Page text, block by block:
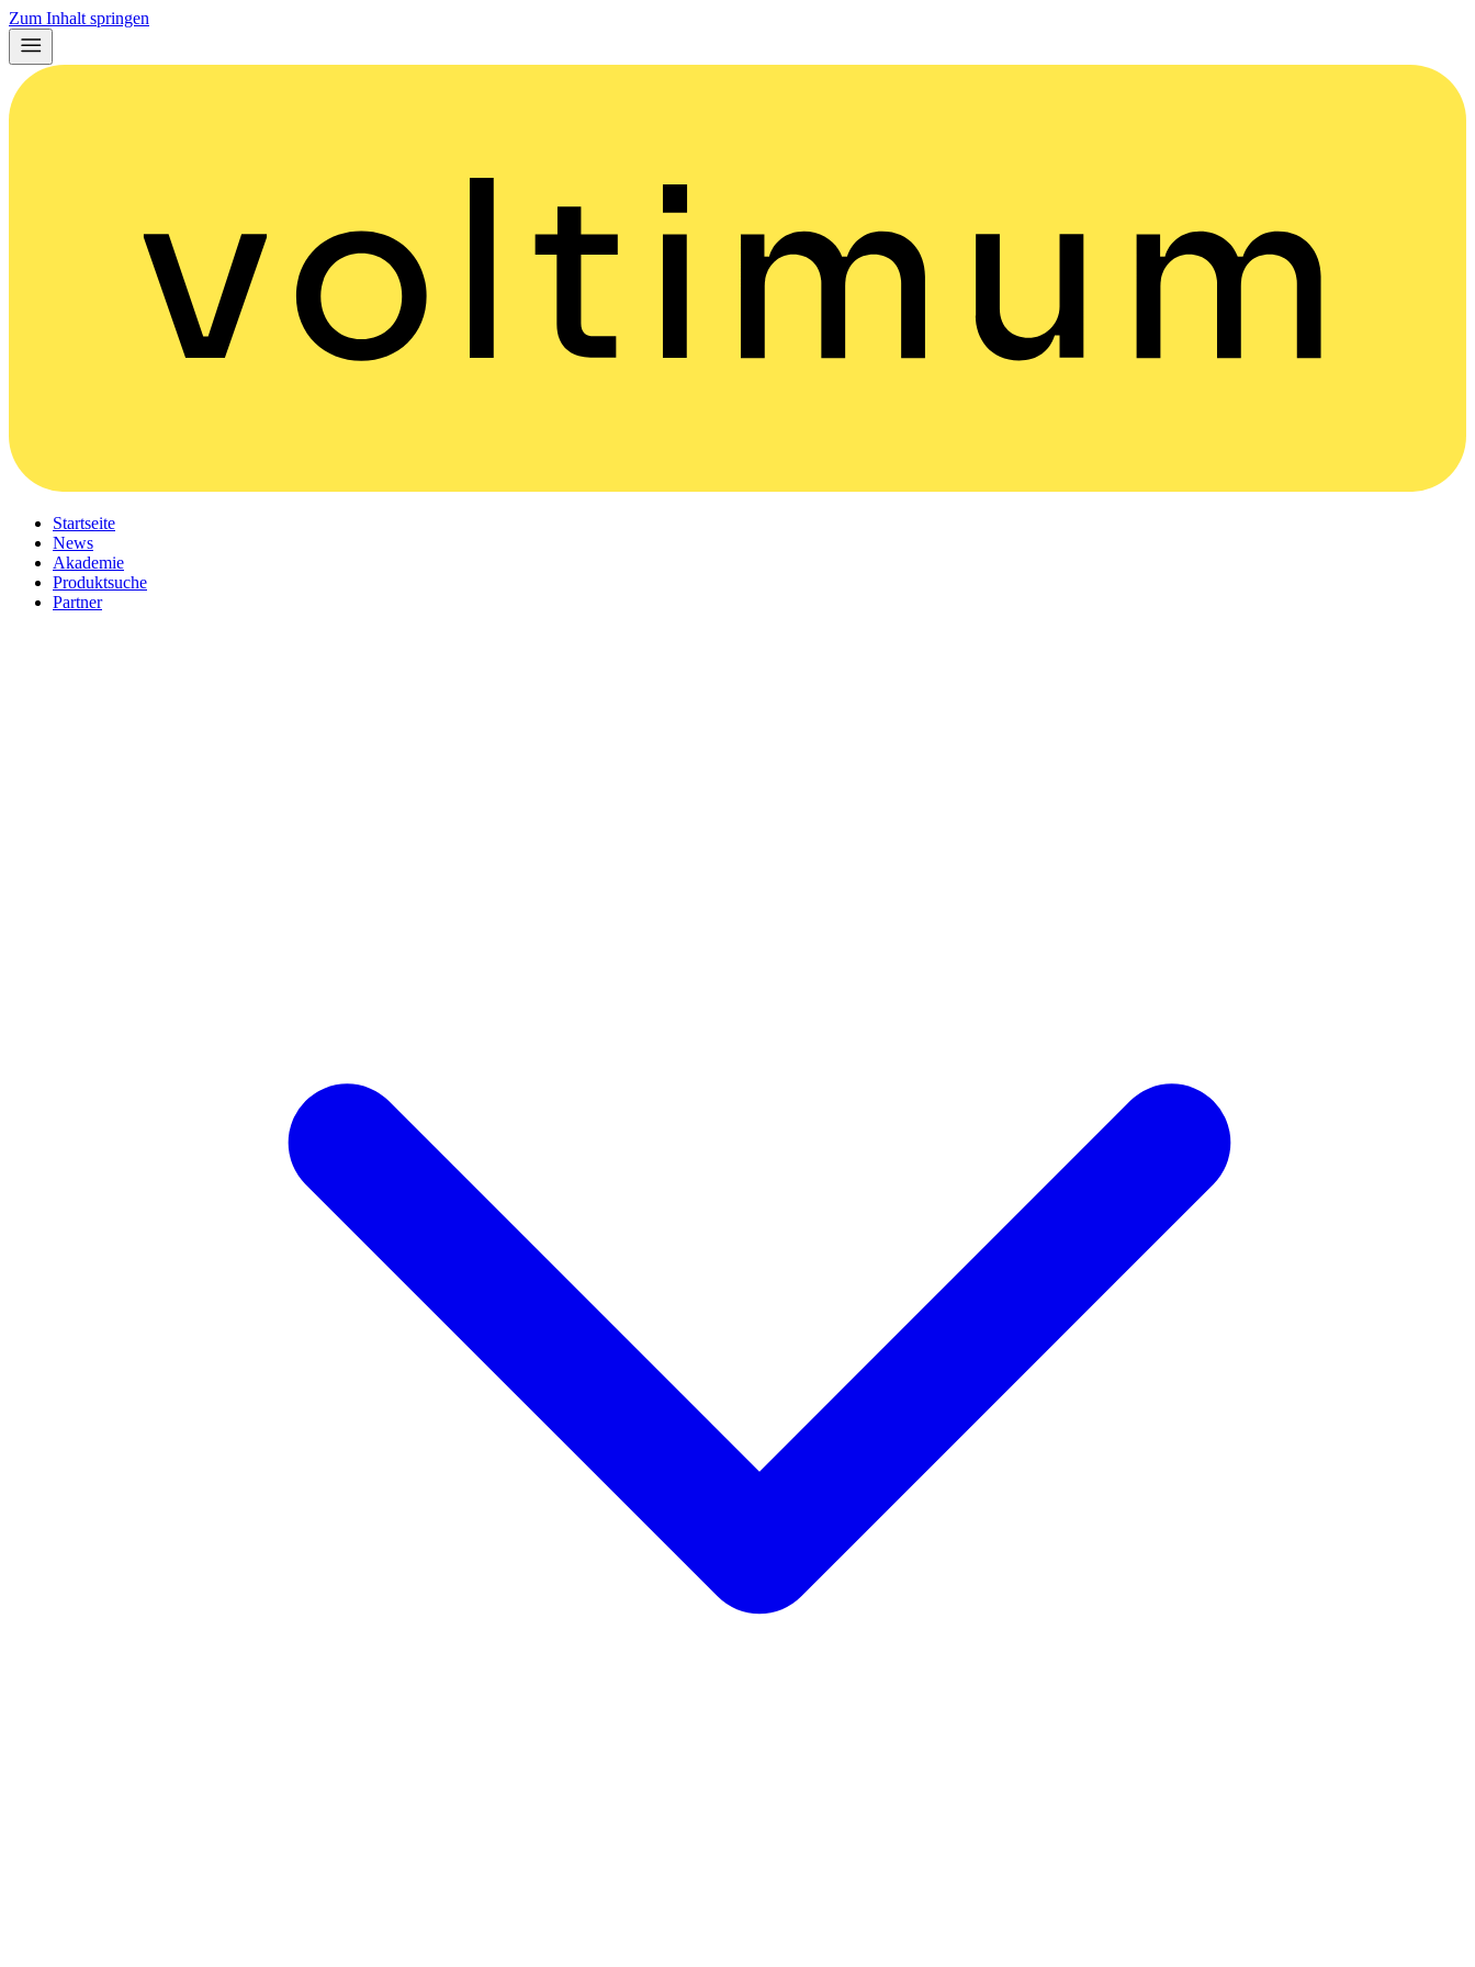
Zum Inhalt springen
Startseite
News
Akademie
Produktsuche
Partner